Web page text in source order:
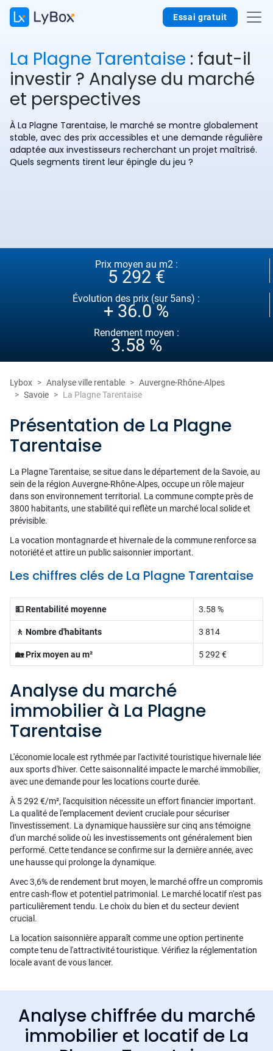
Essai gratuit
La Plagne Tarentaise : faut-il
investir ? Analyse du marché
et perspectives
À La Plagne Tarentaise, le marché se montre globalement
stable, avec des prix accessibles et une demande régulière
adaptée aux investisseurs recherchant un projet maîtrisé.
Quels segments tirent leur épingle du jeu ?
Prix moyen au m2 :
5 292 €
Évolution des prix (sur 5ans) :
+ 36.0 %
Rendement moyen :
3.58 %
Lybox Analyse ville rentable
Auvergne-Rhône-Alpes
Savoie
La Plagne Tarentaise
Présentation de La Plagne
Tarentaise
La Plagne Tarentaise, se situe dans le département de la Savoie, au
sein de la région Auvergne-Rhône-Alpes, occupe un rôle majeur
dans son environnement territorial. La commune compte près de
3800 habitants, une stabilité qui reflète un marché local solide et
prévisible.
La vocation montagnarde et hivernale de la commune renforce sa
notoriété et attire un public saisonnier important.
Les chiffres clés de La Plagne Tarentaise
💵 Rentabilité moyenne 3.58 %
🚶 Nombre d'habitants 3 814
🏡 Prix moyen au m² 5 292 €
Analyse du marché
immobilier à La Plagne
Tarentaise
L'économie locale est rythmée par l'activité touristique hivernale liée
aux sports d'hiver. Cette saisonnalité impacte le marché immobilier,
avec une demande pour les locations courte durée.
À 5 292 €/m², l'acquisition nécessite un effort financier important.
La qualité de l'emplacement devient cruciale pour sécuriser
l'investissement. La dynamique haussière sur cinq ans témoigne
d'un marché solide où les investissements ont généralement bien
performé. Cette tendance se confirme sur la dernière année, avec
une hausse qui prolonge la dynamique.
Avec 3,6% de rendement brut moyen, le marché offre un compromis
entre cash-flow et potentiel patrimonial. Le marché locatif n'est pas
particulièrement tendu. Le choix du bien et du secteur devient
crucial.
La location saisonnière apparaît comme une option pertinente
compte tenu de l'attractivité touristique. Vérifiez la réglementation
locale avant de vous lancer.
Analyse chiffrée du marché
immobilier et locatif de La